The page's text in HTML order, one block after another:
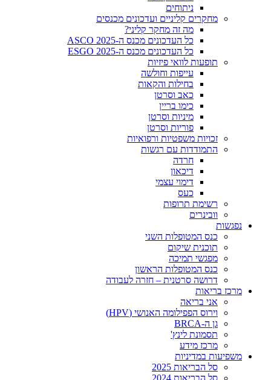
ניתוחים
מחקרים קליניים ועדכונים מכנסים
מה זה מחקר קליני?
כל העדכונים מכנס ה-ASCO 2025
כל העדכונים מכנס ה-ESGO 2025
תופעות לוואי פיזיות
עייפות וחולשה
בחילות והקאות
כאב וסרטן
כימו בריין
מיניות וסרטן
פוריות וסרטן
זכויות משפטיות ורפואיות
התמודדות עם רגשות
חרדה
דיכאון
דימוי עצמי
כעס
רשימת תרופות
וובינרים
נפגשות
כנס המטופלות השני
תוכנית שיקום
מפגשי תמיכה
כנס המטופלות הראשון
דרושה סרטנית – חזרה לעבודה
מרכז בריאות
אני בריאה
וירוס הפפילומה האנושי (HPV)
גן ה-BRCA
תסמונת לינץ'
מרכז מידע
משפיעות במדיניות
סל הבריאות 2025
סל הבריאות 2024